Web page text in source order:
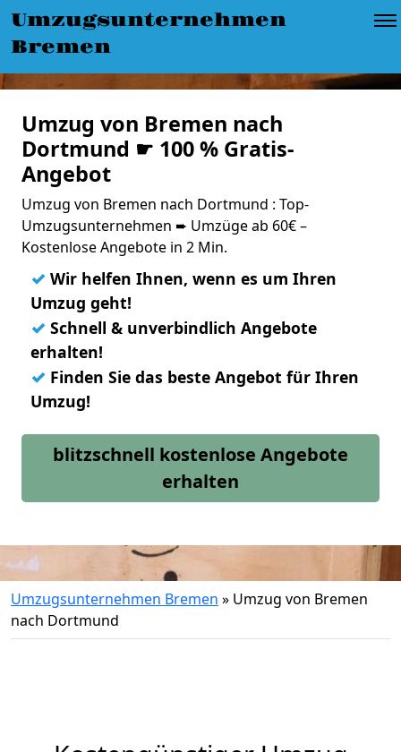
Umzugsunternehmen
Bremen
Umzug von Bremen nach
Dortmund ☛ 100 % Gratis-
Angebot
Umzug von Bremen nach Dortmund : Top-
Umzugsunternehmen ➨ Umzüge ab 60€ –
Kostenlose Angebote in 2 Min.
✓ Wir helfen Ihnen, wenn es um Ihren
Umzug geht!
✓ Schnell & unverbindlich Angebote
erhalten!
✓ Finden Sie das beste Angebot für Ihren
Umzug!
blitzschnell kostenlose Angebote
erhalten
Umzugsunternehmen Bremen » Umzug von Bremen
nach Dortmund